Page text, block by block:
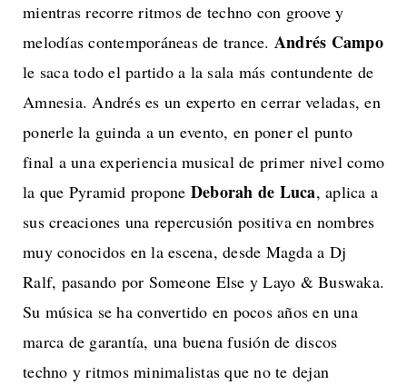
mientras recorre ritmos de techno con groove y
melodías contemporáneas de trance. Andrés Campo
le saca todo el partido a la sala más contundente de
Amnesia. Andrés es un experto en cerrar veladas, en
ponerle la guinda a un evento, en poner el punto
final a una experiencia musical de primer nivel como
la que Pyramid propone Deborah de Luca, aplica a
sus creaciones una repercusión positiva en nombres
muy conocidos en la escena, desde Magda a Dj
Ralf, pasando por Someone Else y Layo & Buswaka.
Su música se ha convertido en pocos años en una
marca de garantía, una buena fusión de discos
techno y ritmos minimalistas que no te dejan